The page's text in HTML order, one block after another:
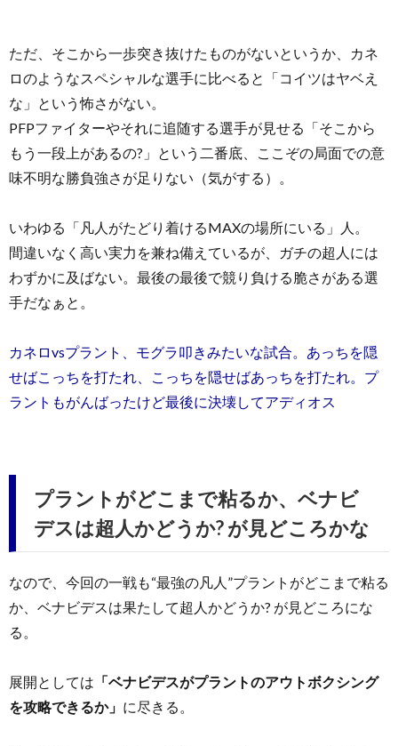
ただ、そこから一歩突き抜けたものがないというか、カネ
ロのようなスペシャルな選手に比べると「コイツはヤベえ
な」という怖さがない。
PFPファイターやそれに追随する選手が見せる「そこから
もう一段上があるの?」という二番底、ここぞの局面での意
味不明な勝負強さが足りない（気がする）。
いわゆる「凡人がたどり着けるMAXの場所にいる」人。
間違いなく高い実力を兼ね備えているが、ガチの超人には
わずかに及ばない。最後の最後で競り負ける脆さがある選
手だなぁと。
カネロvsプラント、モグラ叩きみたいな試合。あっちを隠
せばこっちを打たれ、こっちを隠せばあっちを打たれ。プ
ラントもがんばったけど最後に決壊してアディオス
プラントがどこまで粘るか、ベナビ
デスは超人かどうか? が見どころかな
なので、今回の一戦も“最強の凡人”プラントがどこまで粘る
か、ベナビデスは果たして超人かどうか? が見どころにな
る。
展開としては 「ベナビデスがプラントのアウトボクシング
を攻略できるか」 に尽きる。